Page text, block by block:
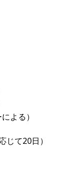
よる）
て20日）